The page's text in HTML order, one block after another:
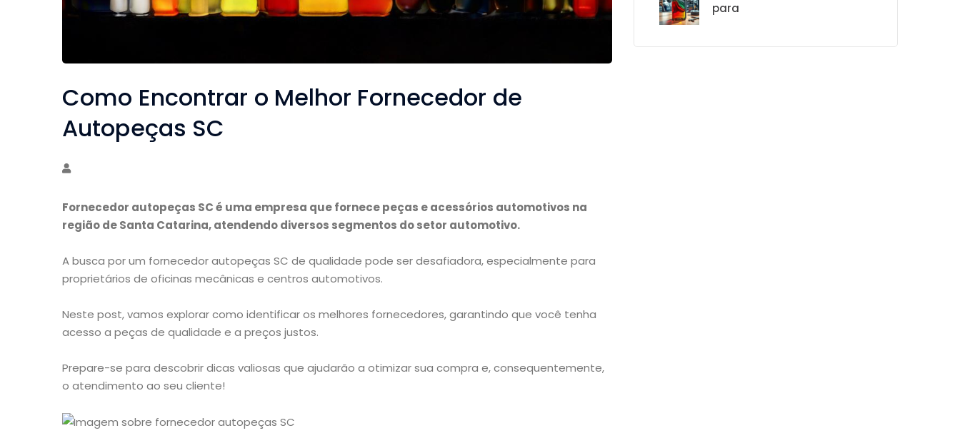
Como Encontrar o Melhor Fornecedor de
Autopeças SC
Fornecedor autopeças SC é uma empresa que fornece peças e acessórios automotivos na
região de Santa Catarina, atendendo diversos segmentos do setor automotivo.
A busca por um fornecedor autopeças SC de qualidade pode ser desafiadora, especialmente para
proprietários de oficinas mecânicas e centros automotivos.
Neste post, vamos explorar como identificar os melhores fornecedores, garantindo que você tenha
acesso a peças de qualidade e a preços justos.
Prepare-se para descobrir dicas valiosas que ajudarão a otimizar sua compra e, consequentemente,
o atendimento ao seu cliente!
para